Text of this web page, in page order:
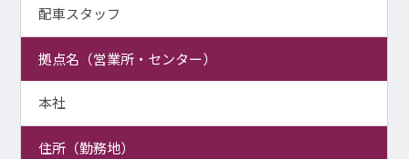
配車スタッフ
拠点名（営業所・センター）
本社
住所（勤務地）